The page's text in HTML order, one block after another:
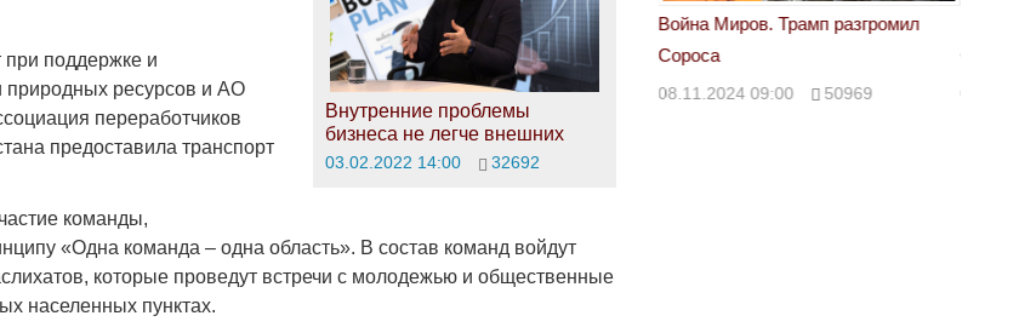
Внутренние проблемы
бизнеса не легче внешних
03.02.2022 14:00 32692
при поддержке и
природных ресурсов и АО
переработчиков
предоставила транспорт
команды,
«Одна команда – одна область». В состав команд войдут
которые проведут встречи с молодежью и общественные
населенных пунктах.
Война Миров. Трамп разгромил
Сороса
08.11.2024 09:00 50969
Война Миров. Трамп разгромил
Сороса
08.11.2024 09:00 50969